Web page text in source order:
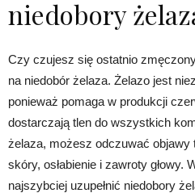
niedobory
Czy czujesz się ostatnio
na niedobór żelaza. Żelazo jest
ponieważ pomaga w produkcji
dostarczają tlen do wszystkich
żelaza, możesz odczuwać objawy
skóry, osłabienie i zawroty głowy.
najszybciej uzupełnić niedobory